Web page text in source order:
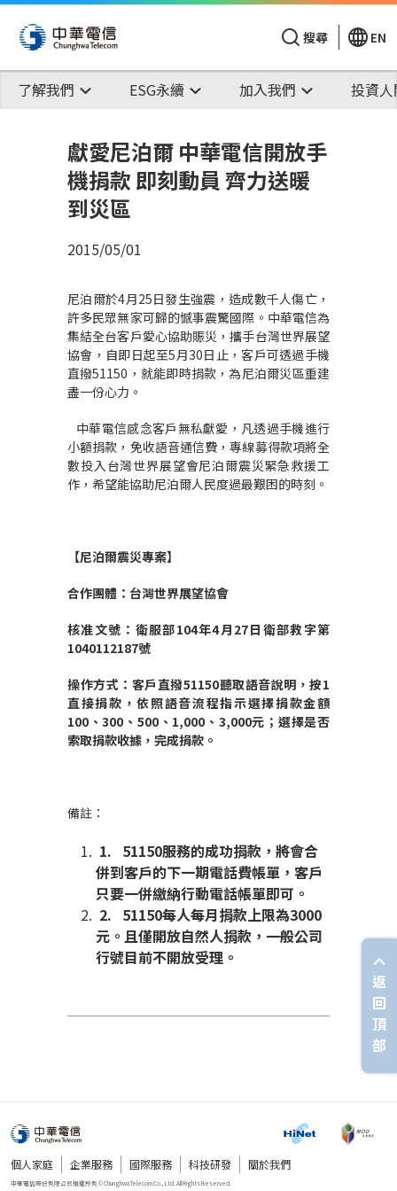
搜尋 EN
了解我們 ESG永續 加入我們 投資
獻愛尼泊爾 中華電信開放手
機捐款 即刻動員 齊力送暖
到災區
2015/05/01
尼泊爾於4月25日發生強震，造成數千人傷亡，
許多民眾無家可歸的憾事震驚國際。中華電信為
集結全台客戶愛心協助賑災，攜手台灣世界展望
協會，自即日起至5月30日止，客戶可透過手機
直撥51150，就能即時捐款，為尼泊爾災區重建
盡一份心力。
中華電信感念客戶無私獻愛，凡透過手機進行
小額捐款，免收語音通信費，專線募得款項將全
數投入台灣世界展望會尼泊爾震災緊急救援工
作，希望能協助尼泊爾人民度過最艱困的時刻。
【尼泊爾震災專案】
合作團體：台灣世界展望協會
核准文號：衛服部104年4月 27日衛部救字第
1040112187號
操作方式：客戶直撥51150聽取語音說明，按1
直接捐款，依照語音流程指示選擇捐款金額
100 、300 、 500、 1,000 、 3,000元；選擇是否
索取捐款收據，完成捐款。
備註：
1. 51150服務的成功捐款，將會合
併到客戶的下一期電話費帳單，客戶
只要一併繳納行動電話帳單即可。
2. 51150每人每月捐款上限為3000
元。且僅開放自然人捐款，一般公司
行號目前不開放受理。
個人家庭 企業服務 國際服務 科技研發 關於我們
返
回
頂
部